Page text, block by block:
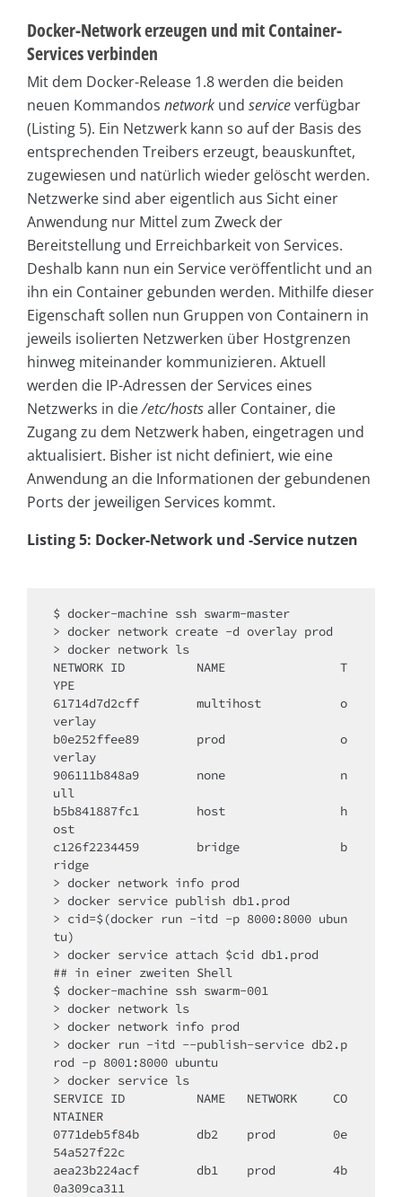
Docker-Network erzeugen und mit Container-
Services verbinden
Mit dem Docker-Release 1.8 werden die beiden
neuen Kommandos network und serviceverfügbar
(Listing 5). Ein Netzwerk kann so auf der Basis des
entsprechenden Treibers erzeugt, beauskunftet,
zugewiesen und natürlich wieder gelöscht werden.
Netzwerke sind aber eigentlich aus Sicht einer
Anwendung nur Mittel zum Zweck der
Bereitstellung und Erreichbarkeit von Services.
Deshalb kann nun ein Service veröffentlicht und an
ihn ein Container gebunden werden. Mithilfe dieser
Eigenschaft sollen nun Gruppen von Containern in
jeweils isolierten Netzwerken über Hostgrenzen
hinweg miteinander kommunizieren. Aktuell
werden die IP-Adressen der Services eines
Netzwerks in die/etc/hostsaller Container, die
Zugang zu dem Netzwerk haben, eingetragen und
aktualisiert. Bisher ist nicht definiert, wie eine
Anwendung an die Informationen der gebundenen
Ports der jeweiligen Services kommt.
Listing 5: Docker-Network und -Service nutzen
$ docker-machine ssh swarm-master
> docker network create -d overlay prod
> docker network ls
NETWORK ID          NAME                T
YPE
61714d7d2cff        multihost           o
verlay
b0e252ffee89        prod                o
verlay
906111b848a9        none                n
ull
b5b841887fc1        host                h
ost
c126f2234459        bridge              b
ridge
> docker network info prod
> docker service publish db1.prod
> cid=$(docker run -itd -p 8000:8000 ubun
tu)
> docker service attach $cid db1.prod
## in einer zweiten Shell
$ docker-machine ssh swarm-001
> docker network ls
> docker network info prod
> docker run -itd --publish-service db2.p
rod -p 8001:8000 ubuntu
> docker service ls
SERVICE ID          NAME   NETWORK     CO
NTAINER
0771deb5f84b        db2    prod        0e
54a527f22c
aea23b224acf        db1    prod        4b
0a309ca311